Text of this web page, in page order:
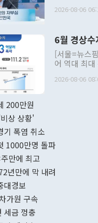
발언 중에는
주의적 희망
관의 대북
관 부처 장
관의 무리한
다. [정동영 통일부 장관이 지난달 23일 오후 서울 종로구 정부서울청사에
무너졌다고
함께 4자 대
2026-08-06
6월 경상
[서울=뉴스
어 역대 최
료=한국은행] 한국은행이 6일 발표한 '2026년 6월 국제수지(잠정)'
며 월간 기
196.9% 급
수출은
2026-08-06
200만원
상 상황'
기 폭염 취소
1000만명 돌파
만에 최고
년만에 막 내려
대경보
가원 구속
세금 껑충